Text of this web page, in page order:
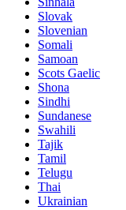
Slovak
Slovenian
Somali
Samoan
Scots Gaelic
Shona
Sindhi
Sundanese
Swahili
Tajik
Tamil
Telugu
Thai
Ukrainian